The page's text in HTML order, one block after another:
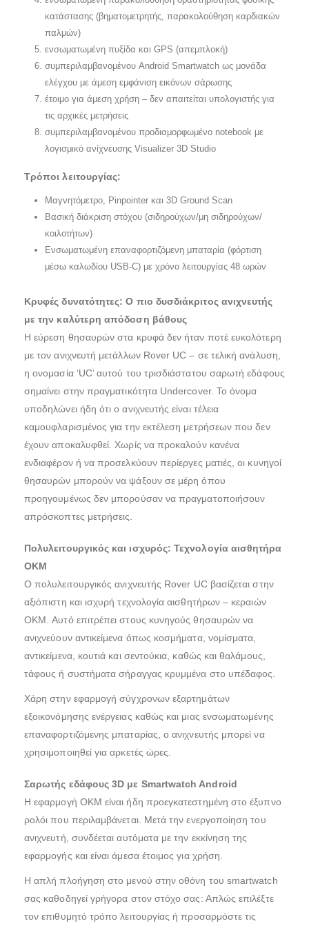
κατάστασης (βηματομετρητής, παρακολούθηση καρδιακών
παλμών)
ενσωματωμένη πυξίδα και GPS (απεμπλοκή)
συμπεριλαμβανομένου Android Smartwatch ως μονάδα
ελέγχου με άμεση εμφάνιση εικόνων σάρωσης
έτοιμο για άμεση χρήση – δεν απαιτείται υπολογιστής για
τις αρχικές μετρήσεις
συμπεριλαμβανομένου προδιαμορφωμένο notebook με
λογισμικό ανίχνευσης Visualizer 3D Studio
Τρόποι λειτουργίας:
Μαγνητόμετρο, Pinpointer και 3D Ground Scan
Βασική διάκριση στόχου (σιδηρούχων/μη σιδηρούχων/
κοιλοτήτων)
Ενσωματωμένη επαναφορτιζόμενη μπαταρία (φόρτιση
μέσω καλωδίου USB-C) με χρόνο λειτουργίας 48 ωρών
Κρυφές δυνατότητες: Ο πιο δυσδιάκριτος ανιχνευτής
με την καλύτερη απόδοση βάθους
Η εύρεση θησαυρών στα κρυφά δεν ήταν ποτέ ευκολότερη
με τον ανιχνευτή μετάλλων Rover UC – σε τελική ανάλυση,
η ονομασία ‘UC’ αυτού του τρισδιάστατου σαρωτή εδάφους
σημαίνει στην πραγματικότητα Undercover. Το όνομα
υποδηλώνει ήδη ότι ο ανιχνευτής είναι τέλεια
καμουφλαρισμένος για την εκτέλεση μετρήσεων που δεν
έχουν αποκαλυφθεί. Χωρίς να προκαλούν κανένα
ενδιαφέρον ή να προσελκύουν περίεργες ματιές, οι κυνηγοί
θησαυρών μπορούν να ψάξουν σε μέρη όπου
προηγουμένως δεν μπορούσαν να πραγματοποιήσουν
απρόσκοπτες μετρήσεις.
Πολυλειτουργικός και ισχυρός: Τεχνολογία αισθητήρα
OKM
Ο πολυλειτουργικός ανιχνευτής Rover UC βασίζεται στην
αξιόπιστη και ισχυρή τεχνολογία αισθητήρων – κεραιών
OKM. Αυτό επιτρέπει στους κυνηγούς θησαυρών να
ανιχνεύουν αντικείμενα όπως κοσμήματα, νομίσματα,
αντικείμενα, κουτιά και σεντούκια, καθώς και θαλάμους,
τάφους ή συστήματα σήραγγας κρυμμένα στο υπέδαφος.
Χάρη στην εφαρμογή σύγχρονων εξαρτημάτων
εξοικονόμησης ενέργειας καθώς και μιας ενσωματωμένης
επαναφορτιζόμενης μπαταρίας, ο ανιχνευτής μπορεί να
χρησιμοποιηθεί για αρκετές ώρες.
Σαρωτής εδάφους 3D με Smartwatch Android
Η εφαρμογή OKM είναι ήδη προεγκατεστημένη στο έξυπνο
ρολόι που περιλαμβάνεται. Μετά την ενεργοποίηση του
ανιχνευτή, συνδέεται αυτόματα με την εκκίνηση της
εφαρμογής και είναι άμεσα έτοιμος για χρήση.
Η απλή πλοήγηση στο μενού στην οθόνη του smartwatch
σας καθοδηγεί γρήγορα στον στόχο σας: Απλώς επιλέξτε
τον επιθυμητό τρόπο λειτουργίας ή προσαρμόστε τις